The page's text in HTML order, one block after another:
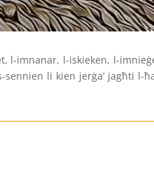
l-imnanar, l-iskieken, l-
li kien jerġa’ jagħti l-